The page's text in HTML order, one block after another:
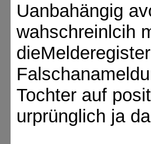
Uanbahängig
wahschreinlcih
Tochter auf
urprünglich ja